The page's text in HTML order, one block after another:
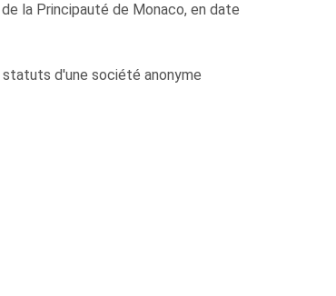
la Principauté de Monaco, en date
statuts d'une société anonyme